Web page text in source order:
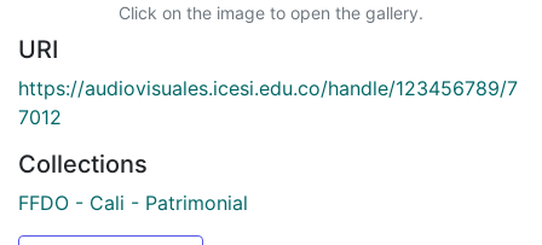
Click on the image to open the gallery.
URI
https://audiovisuales.icesi.edu.co/handle/123456789/7
7012
Collections
FFDO - Cali - Patrimonial